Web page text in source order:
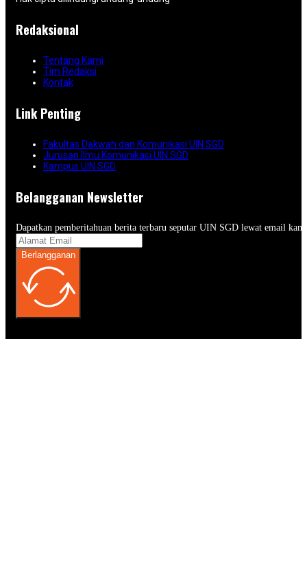
Redaksional
Tentang Kami
Tim Redaksi
Kontak
Link Penting
Fakultas Dakwah dan Komunikasi UIN SGD
Jurusan Ilmu Komunikasi UIN SGD
Kampus UIN SGD
Belangganan Newsletter
Dapatkan pemberitahuan berita terbaru seputar UIN SGD lewat email
Berlangganan